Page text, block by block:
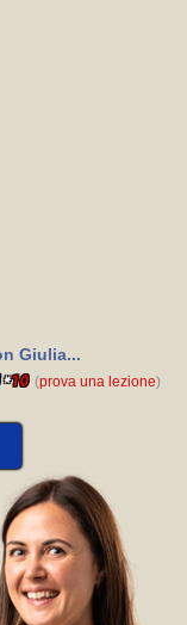
Giulia...
*10 (prova una lezione)